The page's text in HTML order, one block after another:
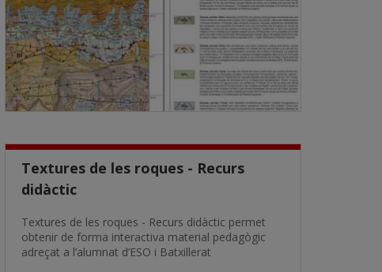
Textures de les roques - Recurs
didàctic
Textures de les roques - Recurs didàctic permet
obtenir de forma interactiva material pedagògic
adreçat a l’alumnat d’ESO i Batxillerat